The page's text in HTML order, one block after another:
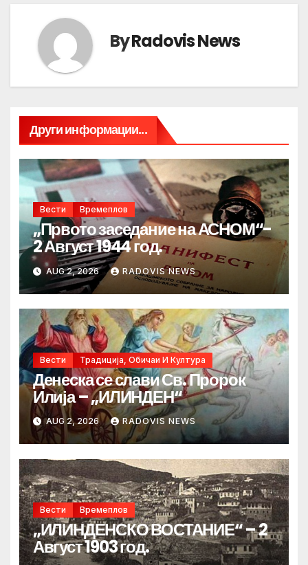
ByRadovis News
Други информации...
Вести Времеплов
„Првото заседание на АСНОМ“-
2 Август 1944 год.
AUG 2, 2026 RADOVIS NEWS
Вести Традиција, Обичаи И Култура
Денеска се слави Св. Пророк
Илија – „ИЛИНДЕН“
AUG 2, 2026 RADOVIS NEWS
Вести Времеплов
„ИЛИНДЕНСКО ВОСТАНИЕ“ – 2
Август 1903 год.